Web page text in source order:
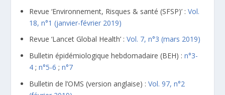
Revue ‘Environnement, Risques & santé (SFSP)’ :Vol.
18, n°1 (janvier-février 2019)
Revue ‘Lancet Global Health’ :Vol. 7, n°3 (mars 2019)
Bulletin épidémiologique hebdomadaire (BEH) :n°3-
4 ;n°5-6 ;n°7
Bulletin de l’OMS (version anglaise) :Vol. 97, n°2